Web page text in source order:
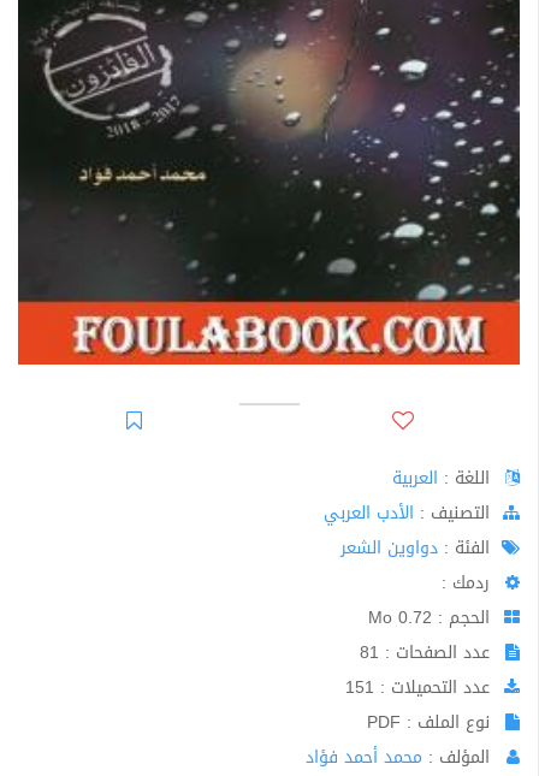
اللغة : العربية
اﻟﺘﺼﻨﻴﻒ : الأدب العربي
الفئة : دواوين الشعر
ردمك :
الحجم : 0.72 Mo
عدد الصفحات : 81
عدد التحميلات : 151
نوع الملف : PDF
المؤلف : محمد أحمد فؤاد